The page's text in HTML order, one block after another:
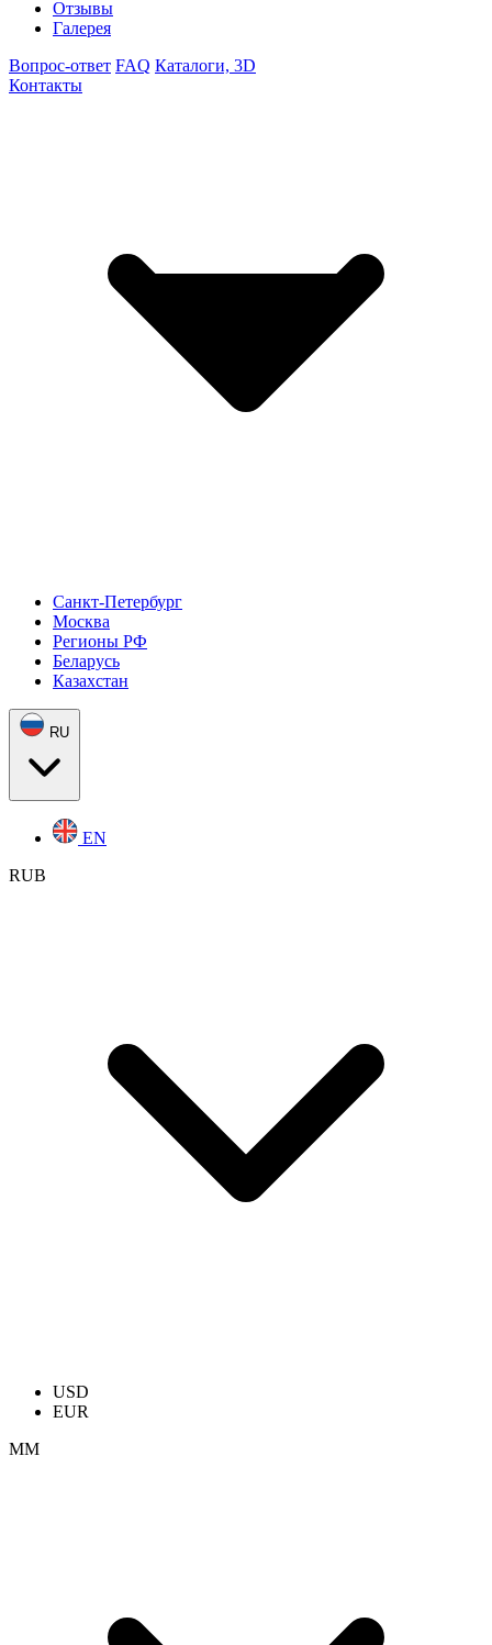
Отзывы
Галерея
Вопрос-ответ FAQ Каталоги, 3D
Контакты
Санкт-Петербург
Москва
Регионы РФ
Беларусь
Казахстан
RU
EN
RUB
USD
EUR
ММ